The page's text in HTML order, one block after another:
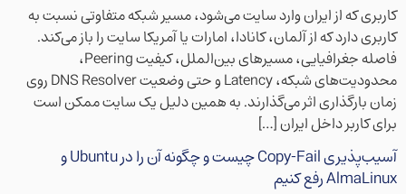
کاربری که از ایران وارد سایت می‌شود، مسیر شبکه متفاوتی نسبت به
کاربری دارد که از آلمان، کانادا، امارات یا آمریکا سایت را باز می‌کند.
فاصله جغرافیایی، مسیرهای بین‌الملل، کیفیت Peering،
محدودیت‌های شبکه، Latency و حتی وضعیت DNS Resolver روی
زمان بارگذاری اثر می‌گذارند. به همین دلیل یک سایت ممکن است
برای کاربر داخل ایران […]
آسیب‌پذیری Copy-Fail چیست و چگونه آن را در Ubuntu و
AlmaLinux رفع کنیم